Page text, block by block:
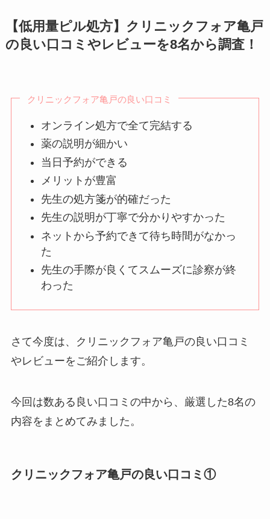
【低用量ピル処方】クリニックフォア亀戸
の良い口コミやレビューを8名から調査！
クリニックフォア亀戸の良い口コミ
オンライン処方で全て完結する
薬の説明が細かい
当日予約ができる
メリットが豊富
先生の処方箋が的確だった
先生の説明が丁寧で分かりやすかった
ネットから予約できて待ち時間がなかっ
た
先生の手際が良くてスムーズに診察が終
わった
さて今度は、クリニックフォア亀戸の良い口コミ
やレビューをご紹介します。
今回は数ある良い口コミの中から、厳選した8名の
内容をまとめてみました。
クリニックフォア亀戸の良い口コミ①